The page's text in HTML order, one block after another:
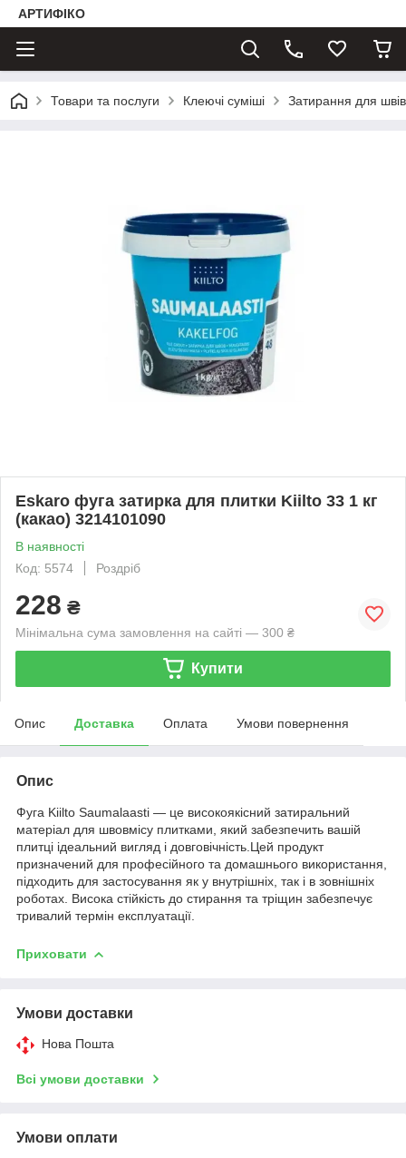
АРТИФІКО
Товари та послуги Клеючі суміші Затирання для
Eskaro фуга затирка для плитки Kiilto 33 1 кг
(какао) 3214101090
В наявності
Код: 5574
Роздріб
228 ₴
Мінімальна сума замовлення на сайті — 300 ₴
Купити
Опис Доставка Оплата Умови повернення
Опис
Фуга Kiilto Saumalaasti — це високоякісний затиральний
матеріал для швовмісу плитками, який забезпечить вашій
плитці ідеальний вигляд і довговічність.Цей продукт
призначений для професійного та домашнього використання,
підходить для застосування як у внутрішніх, так і в зовнішніх
роботах. Висока стійкість до стирання та тріщин забезпечує
тривалий термін експлуатації.
Приховати
Умови доставки
Нова Пошта
Всі умови доставки
Умови оплати